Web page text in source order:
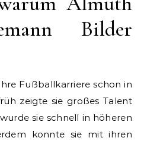
Bilder
Fußballkarriere schon in
zeigte sie großes Talent
sie schnell in höheren
konnte sie mit ihren